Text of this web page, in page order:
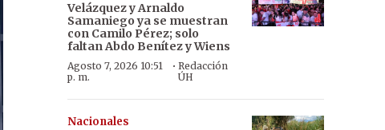
Velázquez y Arnaldo
Samaniego ya se muestran
con Camilo Pérez; solo
faltan Abdo Benítez y Wiens
Agosto 7, 2026 10:51
p. m.
·Redacción
ÚH
Nacionales